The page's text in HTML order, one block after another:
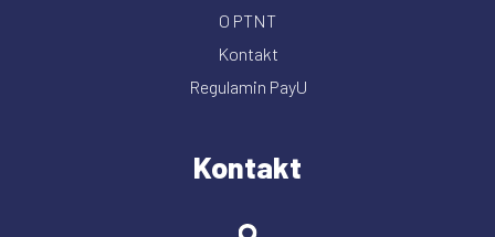
O PTNT
Kontakt
Regulamin PayU
Kontakt